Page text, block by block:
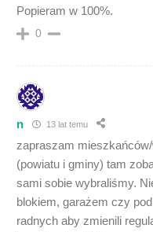
Popieram w 100%.
0
n 13 lat temu
zapraszam
(powiatu i gminy) tam
sami sobie wybraliśmy.
blokiem, garażem czy
radnych aby zmienili